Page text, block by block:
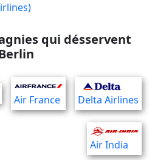
qui désservent
Air France Delta Airlines
Air India